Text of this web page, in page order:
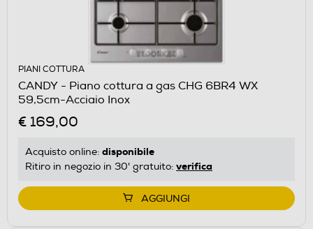
PIANI COTTURA
CANDY - Piano cottura a gas CHG 6BR4 WX
59,5cm-Acciaio Inox
€ 169,00
Acquisto online: disponibile
Ritiro in negozio in 30' gratuito: verifica
AGGIUNGI